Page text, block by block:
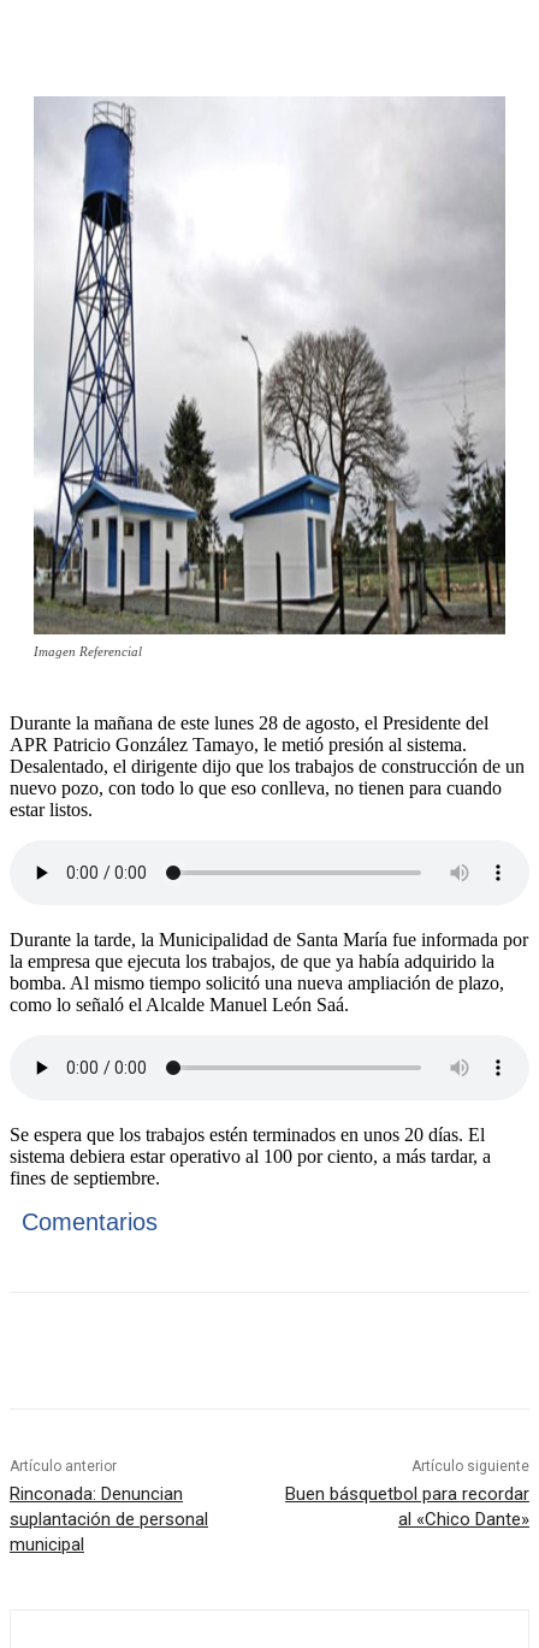
Imagen Referencial
Durante la mañana de este lunes 28 de agosto, el Presidente del
APR Patricio González Tamayo, le metió presión al sistema.
Desalentado, el dirigente dijo que los trabajos de construcción de un
nuevo pozo, con todo lo que eso conlleva, no tienen para cuando
estar listos.
Durante la tarde, la Municipalidad de Santa María fue informada por
la empresa que ejecuta los trabajos, de que ya había adquirido la
bomba. Al mismo tiempo solicitó una nueva ampliación de plazo,
como lo señaló el Alcalde Manuel León Saá.
Se espera que los trabajos estén terminados en unos 20 días. El
sistema debiera estar operativo al 100 por ciento, a más tardar, a
fines de septiembre.
Comentarios
Artículo anterior
Rinconada: Denuncian
suplantación de personal
municipal
Artículo siguiente
Buen básquetbol para recordar
al «Chico Dante»